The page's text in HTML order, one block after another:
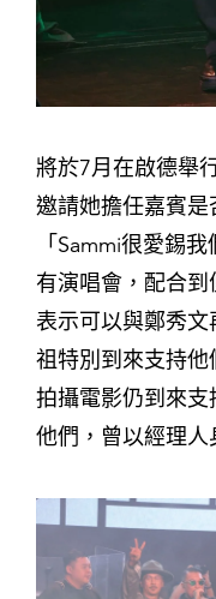
將於7月在啟德舉
邀請她擔任嘉賓是
「Sammi很愛錫
有演唱會，配合
表示可以與鄭秀
祖特別到來支持
拍攝電影仍到來
他們，曾以經理人